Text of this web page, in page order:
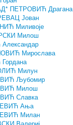
ПЕТРОВИЋ Драгана
Јован
Миливоје
Милош
Мирослава
Милун
Љубомир
Милош
Славка
Ања
Милан